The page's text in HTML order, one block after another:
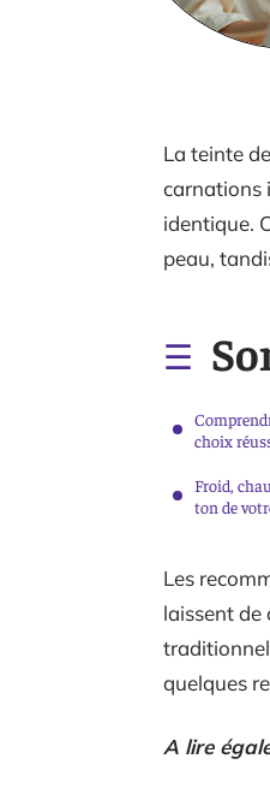
La teinte
carnations
identique.
peau,
choix
Froid,
ton de
Les
laissent de
quelques
A lire